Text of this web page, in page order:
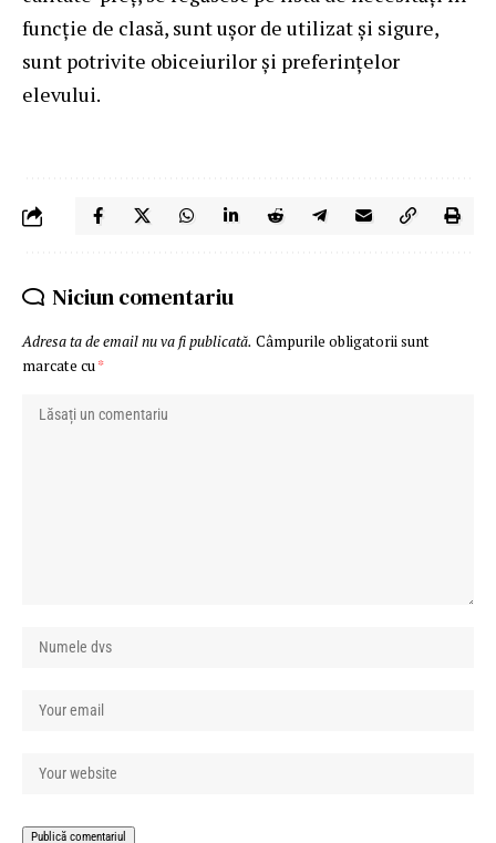
funcție de clasă, sunt ușor de utilizat și sigure,
sunt potrivite obiceiurilor și preferințelor
elevului.
Niciun comentariu
Adresa ta de email nu va fi publicată. Câmpurile obligatorii sunt
marcate cu*